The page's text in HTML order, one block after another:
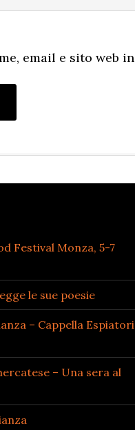
email e sito web
Festival Monza, 5-7
le sue poesie
– Cappella
– Una sera al